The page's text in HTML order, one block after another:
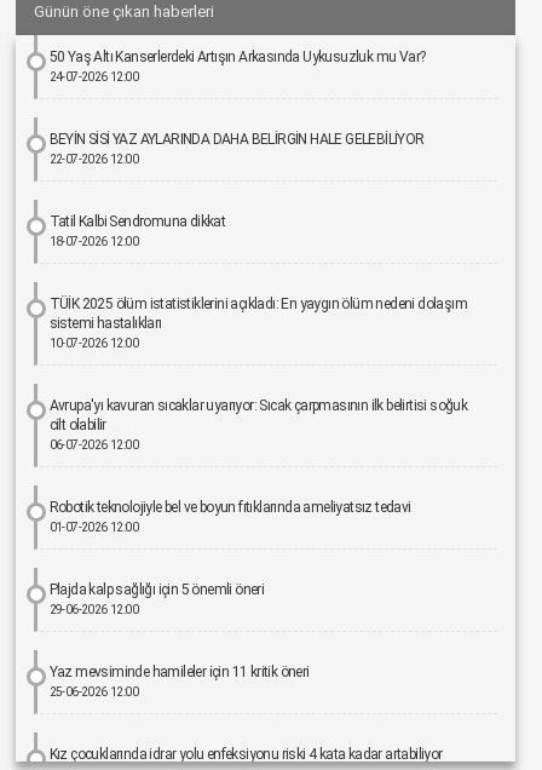
Günün öne çıkan haberleri
50 Yaş Altı Kanserlerdeki Artışın Arkasında Uykusuzluk mu Var?
24-07-2026 12:00
BEYİN SİSİ YAZ AYLARINDA DAHA BELİRGİN HALE GELEBİLİYOR
22-07-2026 12:00
Tatil Kalbi Sendromuna dikkat
18-07-2026 12:00
TÜİK 2025 ölüm istatistiklerini açıkladı: En yaygın ölüm nedeni dolaşım
sistemi hastalıkları
10-07-2026 12:00
Avrupa'yı kavuran sıcaklar uyarıyor: Sıcak çarpmasının ilk belirtisi soğuk
cilt olabilir
06-07-2026 12:00
Robotik teknolojiyle bel ve boyun fıtıklarında ameliyatsız tedavi
01-07-2026 12:00
Plajda kalp sağlığı için 5 önemli öneri
29-06-2026 12:00
Yaz mevsiminde hamileler için 11 kritik öneri
25-06-2026 12:00
Kız çocuklarında idrar yolu enfeksiyonu riski 4 kata kadar artabiliyor